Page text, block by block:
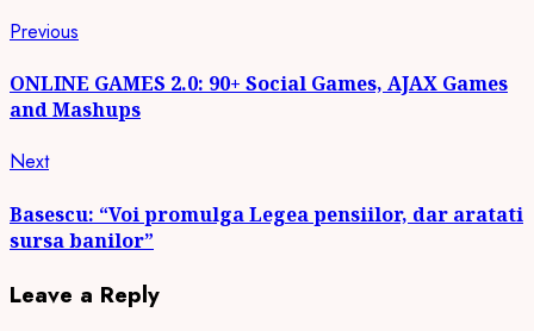
Continue
Reading
Previous
ONLINE GAMES 2.0: 90+ Social Games, AJAX Games
and Mashups
NextNext
Basescu: “Voi promulga Legea pensiilor, dar aratati
sursa banilor”
Leave a Reply